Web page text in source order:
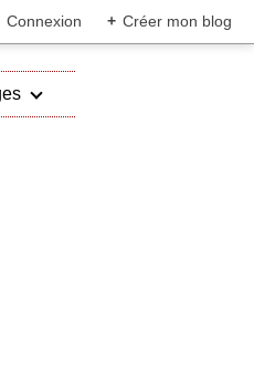
Connexion + Créer mon blog